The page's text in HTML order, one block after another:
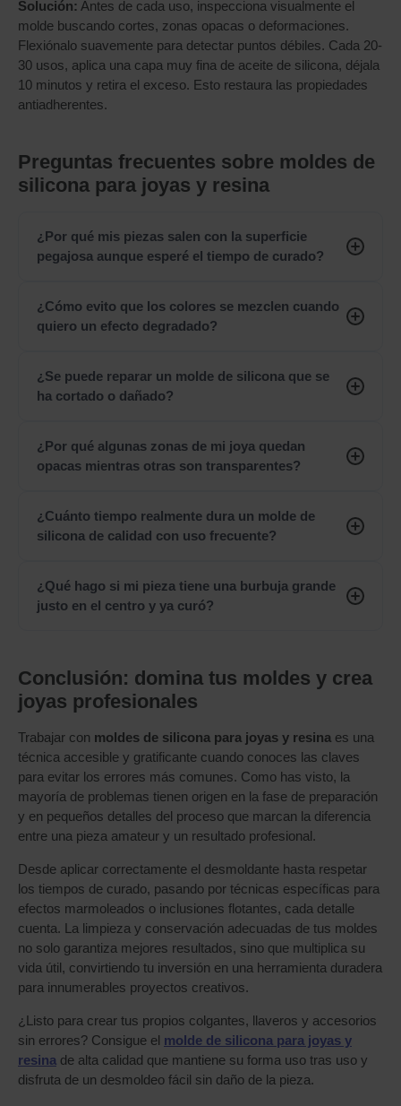
Solución: Antes de cada uso, inspecciona visualmente el
molde buscando cortes, zonas opacas o deformaciones.
Flexiónalo suavemente para detectar puntos débiles. Cada 20-
30 usos, aplica una capa muy fina de aceite de silicona, déjala
10 minutos y retira el exceso. Esto restaura las propiedades
antiadherentes.
Preguntas frecuentes sobre moldes de
silicona para joyas y resina
¿Por qué mis piezas salen con la superficie
pegajosa aunque esperé el tiempo de curado?
¿Cómo evito que los colores se mezclen cuando
quiero un efecto degradado?
¿Se puede reparar un molde de silicona que se
ha cortado o dañado?
¿Por qué algunas zonas de mi joya quedan
opacas mientras otras son transparentes?
¿Cuánto tiempo realmente dura un molde de
silicona de calidad con uso frecuente?
¿Qué hago si mi pieza tiene una burbuja grande
justo en el centro y ya curó?
Conclusión: domina tus moldes y crea
joyas profesionales
Trabajar con moldes de silicona para joyas y resina es una
técnica accesible y gratificante cuando conoces las claves
para evitar los errores más comunes. Como has visto, la
mayoría de problemas tienen origen en la fase de preparación
y en pequeños detalles del proceso que marcan la diferencia
entre una pieza amateur y un resultado profesional.
Desde aplicar correctamente el desmoldante hasta respetar
los tiempos de curado, pasando por técnicas específicas para
efectos marmoleados o inclusiones flotantes, cada detalle
cuenta. La limpieza y conservación adecuadas de tus moldes
no solo garantiza mejores resultados, sino que multiplica su
vida útil, convirtiendo tu inversión en una herramienta duradera
para innumerables proyectos creativos.
¿Listo para crear tus propios colgantes, llaveros y accesorios
sin errores? Consigue el molde de silicona para joyas y
resina de alta calidad que mantiene su forma uso tras uso y
disfruta de un desmoldeo fácil sin daño de la pieza.